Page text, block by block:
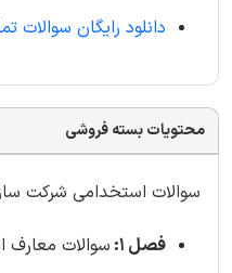
دانلود رایگان سوالات
محتویات بسته فروشی
سوالات استخدامی شرکت
فصل 1:
سوالات معارف